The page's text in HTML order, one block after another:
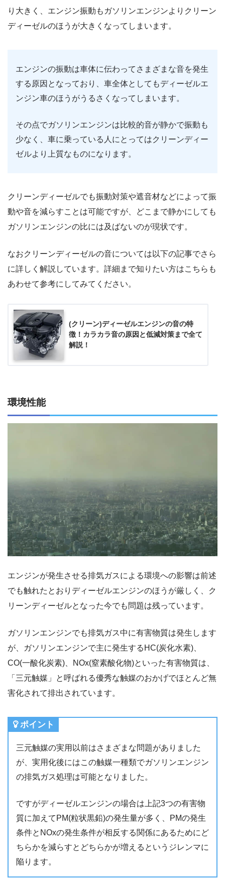
り大きく、エンジン振動もガソリンエンジンよりクリーン
ディーゼルのほうが大きくなってしまいます。
エンジンの振動は車体に伝わってさまざまな音を発生
する原因となっており、車全体としてもディーゼルエ
ンジン車のほうがうるさくなってしまいます。
その点でガソリンエンジンは比較的音が静かで振動も
少なく、車に乗っている人にとってはクリーンディー
ゼルより上質なものになります。
クリーンディーゼルでも振動対策や遮音材などによって振
動や音を減らすことは可能ですが、どこまで静かにしても
ガソリンエンジンの比には及ばないのが現状です。
なおクリーンディーゼルの音については以下の記事でさら
に詳しく解説しています。詳細まで知りたい方はこちらも
あわせて参考にしてみてください。
(クリーン)ディーゼルエンジンの音の特
徴！カラカラ音の原因と低減対策まで全て
解説！
環境性能
エンジンが発生させる排気ガスによる環境への影響は前述
でも触れたとおりディーゼルエンジンのほうが厳しく、ク
リーンディーゼルとなった今でも問題は残っています。
ガソリンエンジンでも排気ガス中に有害物質は発生します
が、ガソリンエンジンで主に発生するHC(炭化水素)、
CO(一酸化炭素)、NOx(窒素酸化物)といった有害物質は、
「三元触媒」と呼ばれる優秀な触媒のおかげでほとんど無
害化されて排出されています。
ポイント
三元触媒の実用以前はさまざまな問題がありました
が、実用化後にはこの触媒一種類でガソリンエンジン
の排気ガス処理は可能となりました。
ですがディーゼルエンジンの場合は上記3つの有害物
質に加えてPM(粒状黒鉛)の発生量が多く、PMの発生
条件とNOxの発生条件が相反する関係にあるためにど
ちらかを減らすとどちらかが増えるというジレンマに
陥ります。